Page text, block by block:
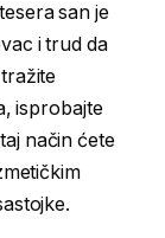
san je
i trud da
isprobajte
način ćete